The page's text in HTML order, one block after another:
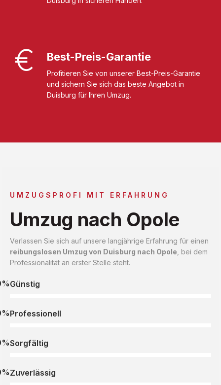
Best-Preis-Garantie
Profitieren Sie von unserer Best-Preis-Garantie
und sichern Sie sich das beste Angebot in
Duisburg für Ihren Umzug.
UMZUGSPROFI MIT ERFAHRUNG
Umzug nach Opole
Verlassen Sie sich auf unsere langjährige Erfahrung für einen
reibungslosen Umzug von Duisburg nach Opole , bei dem
Professionalität an erster Stelle steht.
Günstig
Professionell
Sorgfältig
Zuverlässig